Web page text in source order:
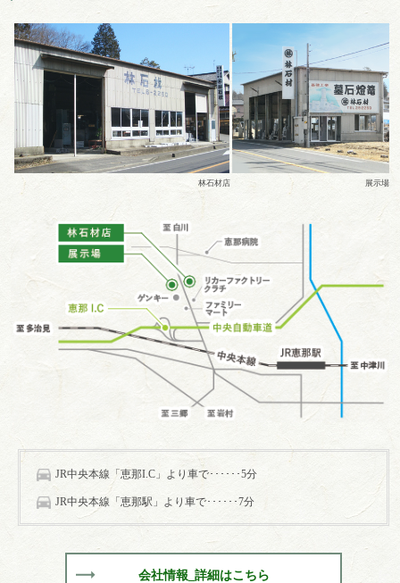
林石材店 展示場
JR中央本線「恵那I.C」より車で･･････5分
JR中央本線「恵那駅」より車で･･････7分
会社情報_詳細はこちら